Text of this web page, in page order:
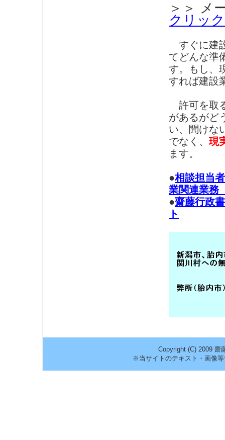
＞＞ メ
クリック
すぐに建
てどんな準
す。もし、
すれば建設
許可を取
があるがど
い、聞けな
でなく、現
ます。
●相談担当
業関連業
●齋藤行政
ト
Copyright (C) 2009 齋
※当サイトのテキスト・画像